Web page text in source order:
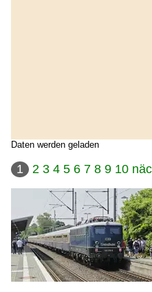
Daten werden geladen
1 2 3 4 5 6 7 8 9 10